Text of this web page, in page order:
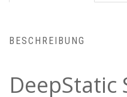
BESCHREIBUNG
DeepStatic